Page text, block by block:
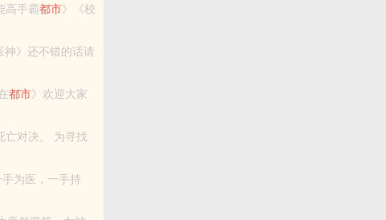
吧。 本书原名《全能高手霸都市》《校
神》还不错的话请
在都市》欢迎大家
为医，一手持
为一人放弃天下